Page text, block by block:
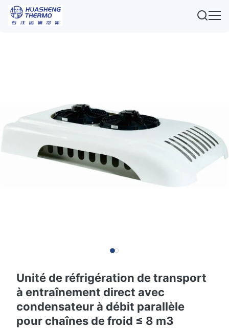
Unité de réfrigération de transport
à entraînement direct avec
condensateur à débit parallèle
pour chaînes de froid ≤ 8 m3